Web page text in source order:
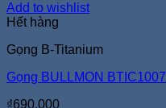
Add to wishlist
Hết hàng
Gọng B-Titanium
Gọng BULLMON BTIC1007
₫690.000